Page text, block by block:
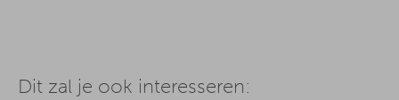
Dit zal je ook interesseren: